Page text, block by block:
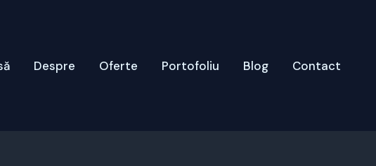
Despre Oferte Portofoliu Blog Contact